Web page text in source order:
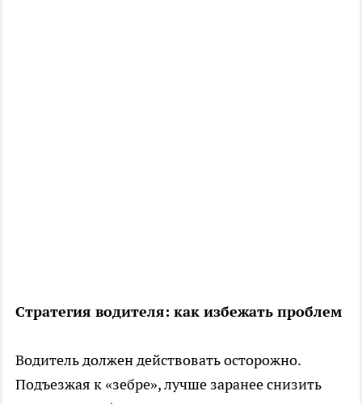
Стратегия водителя: как избежать проблем
Водитель должен действовать осторожно.
Подъезжая к «зебре», лучше заранее снизить